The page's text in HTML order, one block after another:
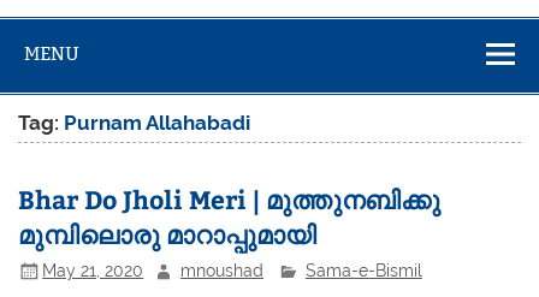
MENU
Tag: Purnam Allahabadi
Bhar Do Jholi Meri | മുത്തുനബിക്കു
മുമ്പിലൊരു മാറാപ്പുമായി
May 21, 2020 mnoushad Sama-e-Bismil